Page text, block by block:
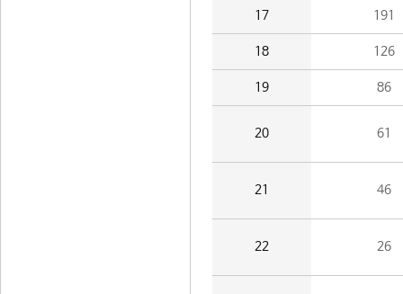
17 191
18 126
19 86
20 61
21 46
22 26